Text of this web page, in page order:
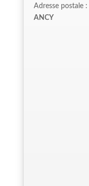
Adresse postale :
ANCY